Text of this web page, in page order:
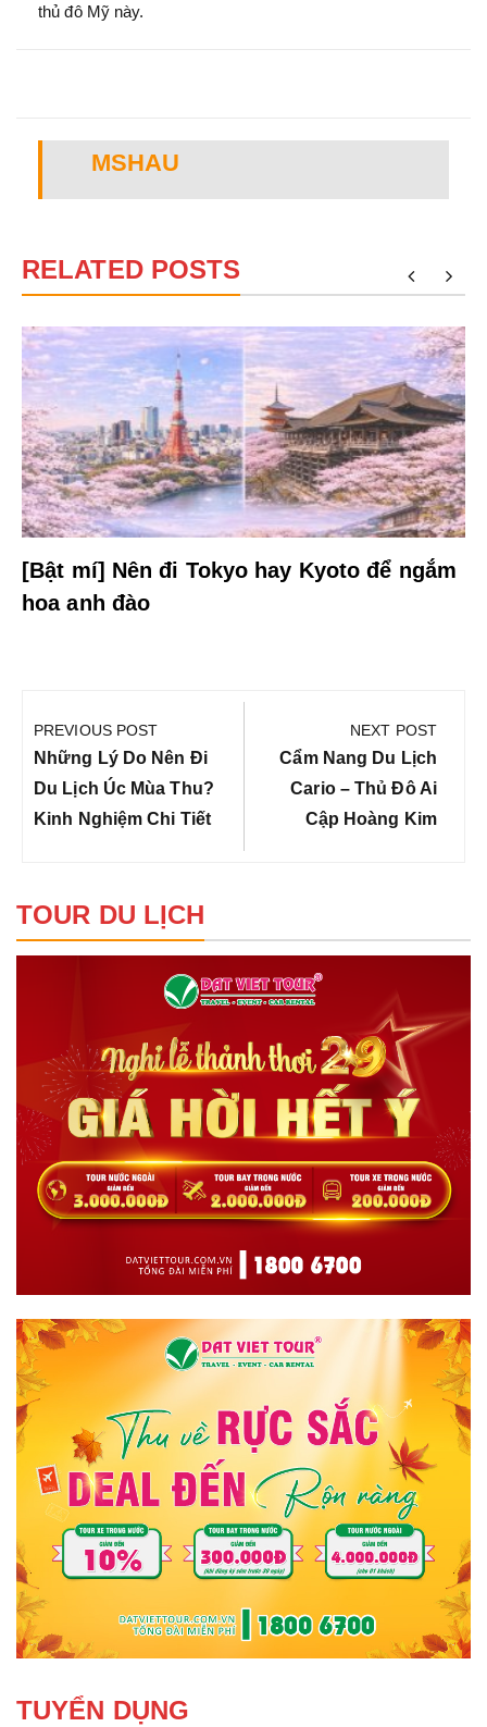
thủ đô Mỹ này.
MSHAU
RELATED POSTS
[Bật mí] Nên đi Tokyo hay Kyoto để ngắm
hoa anh đào
hướng
bài
viết
PREVIOUS POST
Previous
Post:
Những Lý Do Nên Đi
Du Lịch Úc Mùa Thu?
Kinh Nghiệm Chi Tiết
NEXT POST
Next
Post:
Cẩm Nang Du Lịch
Cario – Thủ Đô Ai
Cập Hoàng Kim
TOUR DU LỊCH
TUYỂN DỤNG